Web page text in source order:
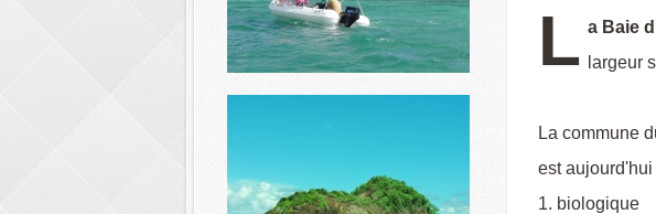
L a Baie
largeur
La commune
est
biologique